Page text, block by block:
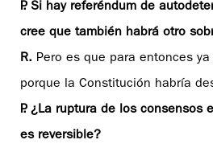
P. Si hay referéndum de
cree que también habrá otro
R. Pero es que para entonces
porque la Constitución habría
P. ¿La ruptura de los consensos
es reversible?